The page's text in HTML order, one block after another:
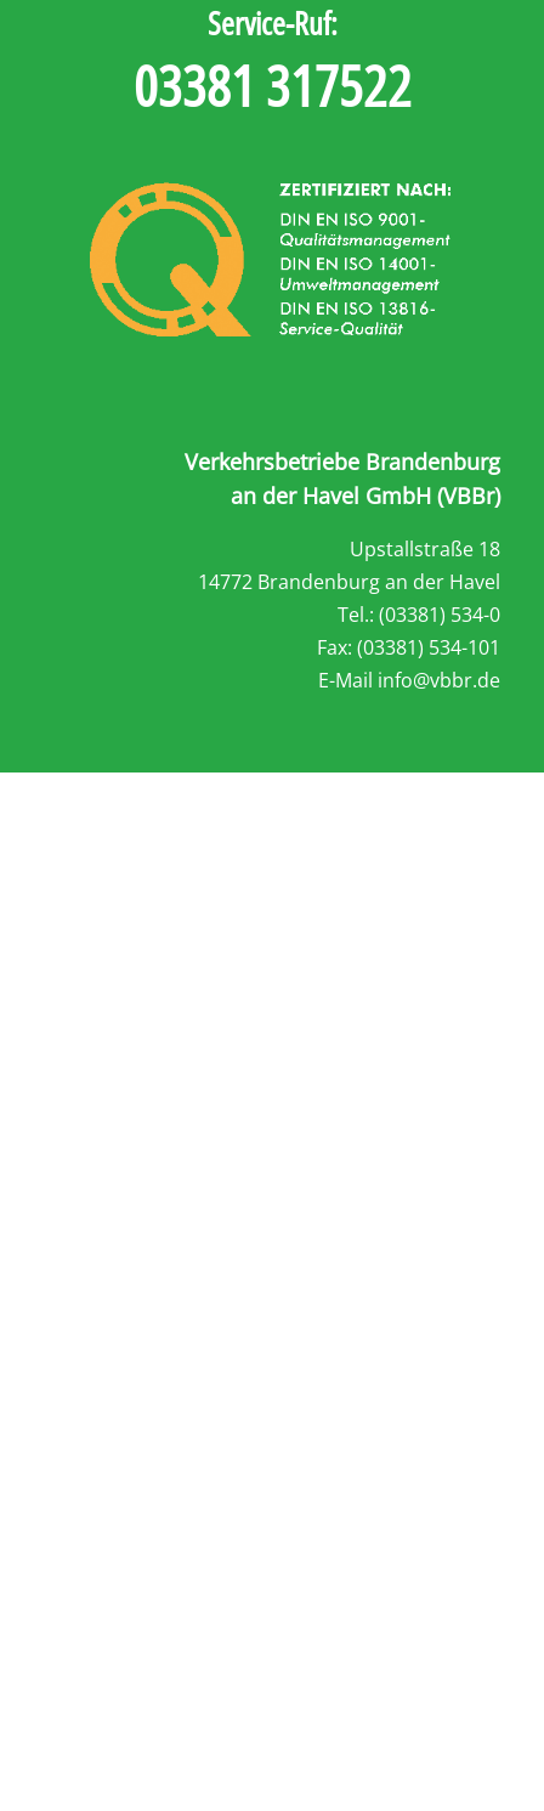
Service-Ruf:
03381 317522
Verkehrsbetriebe Brandenburg
an der Havel GmbH (VBBr)
Upstallstraße 18
14772 Brandenburg an der Havel
Tel.: (03381) 534-0
Fax: (03381) 534-101
E-Mail info@vbbr.de